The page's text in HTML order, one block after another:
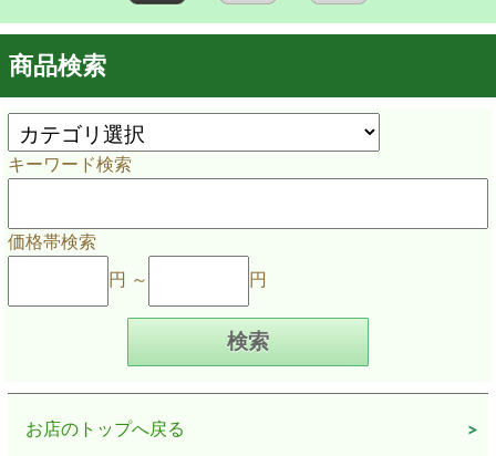
商品検索
キーワード検索
価格帯検索
円 ～ 円
お店のトップへ戻る